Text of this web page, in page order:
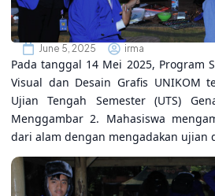
June 5, 2025 irma
Pada tanggal 14 Mei 2025, Program
Visual dan Desain Grafis UNIKOM
Ujian Tengah Semester (UTS)
Menggambar 2. Mahasiswa
dari alam dengan mengadakan ujian